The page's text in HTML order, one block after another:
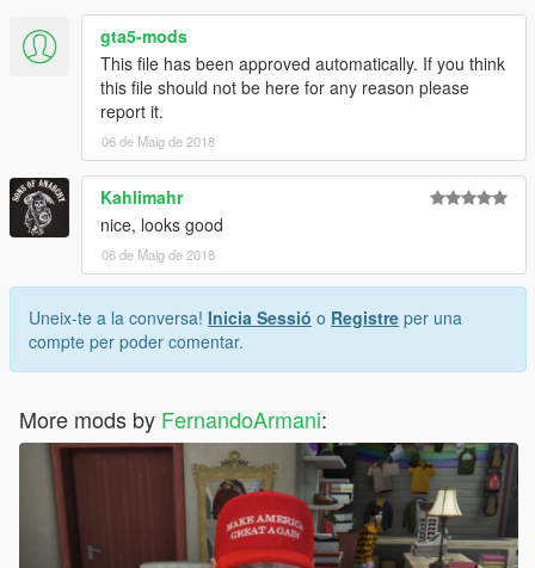
gta5-mods
This file has been approved automatically. If you think
this file should not be here for any reason please
report it.
06 de Maig de 2018
Kahlimahr
nice, looks good
06 de Maig de 2018
Uneix-te a la conversa! Inicia Sessió o Registre per una
compte per poder comentar.
More mods by FernandoArmani: